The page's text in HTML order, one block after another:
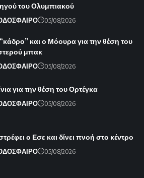
του Ολυμπιακού
05/08/2026
και ο Μόουρα για την θέση του
μπακ
05/08/2026
για την θέση του Ορτέγκα
05/08/2026
ο Εσε και δίνει πνοή στο κέντρο
05/08/2026